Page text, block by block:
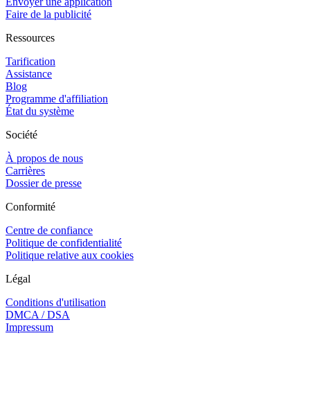
Faire de la publicité
Ressources
Tarification
Assistance
Blog
Programme d'affiliation
État du système
Société
À propos de nous
Carrières
Dossier de presse
Conformité
Centre de confiance
Politique de confidentialité
Politique relative aux cookies
Légal
Conditions d'utilisation
DMCA / DSA
Impressum